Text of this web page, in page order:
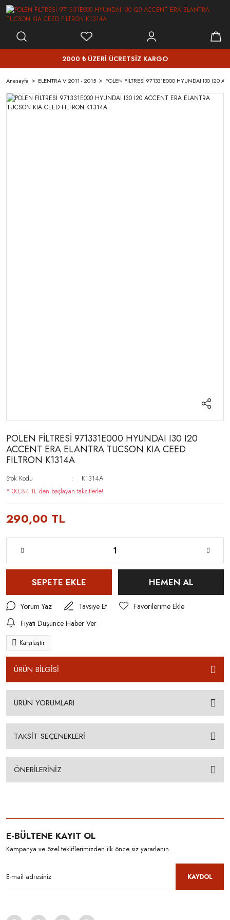
2000 ₺ ÜZERİ ÜCRETSİZ KARGO
Anasayfa ELENTRA V 2011 - 2015 POLEN FİLTRESİ 971331E000 HYUNDAI I30 I20
POLEN FİLTRESİ 971331E000 HYUNDAI I30 I20
ACCENT ERA ELANTRA TUCSON KIA CEED
FILTRON K1314A
Stok Kodu
K1314A
* 30,84 TL den başlayan taksitlerle!
290,00 TL
SEPETE EKLE HEMEN AL
Yorum Yaz
Tavsiye Et
Fiyatı Düşünce Haber Ver
Karşılaştır
ÜRÜN BİLGİSİ
ÜRÜN YORUMLARI
TAKSİT SEÇENEKLERİ
ÖNERİLERİNİZ
E-BÜLTENE KAYIT OL
Kampanya ve özel tekliflerimizden ilk önce siz yararlanın.
KAYDOL